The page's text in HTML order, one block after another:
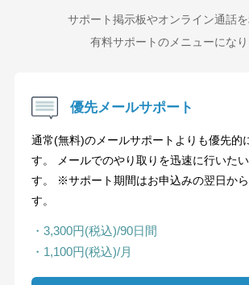
サポート掲示板やオンライン通話
有料サポートのメニューにな
優先メールサポート
通常(無料)のメールサポートよりも優先的
す。 メールでのやり取りを迅速に行いた
す。 ※サポート期間はお申込みの翌日か
す。
・3,300円(税込)/90日間
・1,100円(税込)/月